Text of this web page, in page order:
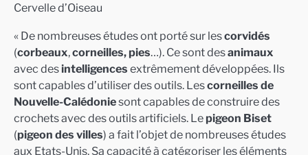
Cervelle d’Oiseau
« De nombreuses études ont porté sur lescorvidés
(corbeaux,corneilles, pies…). Ce sont desanimaux
avec desintelligences extrêmement développées. Ils
sont capables d’utiliser des outils. Lescorneilles de
Nouvelle-Calédoniesont capables de construire des
crochets avec des outils artificiels. Le pigeon Biset
(pigeon des villes) a fait l’objet de nombreuses études
aux Etats-Unis. Sa capacité à catégoriser les éléments